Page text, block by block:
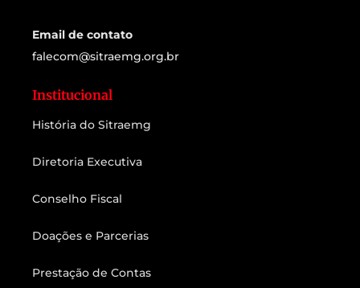
Email de contato
falecom@sitraemg.org.br
Institucional
História do Sitraemg
Diretoria Executiva
Conselho Fiscal
Doações e Parcerias
Prestação de Contas